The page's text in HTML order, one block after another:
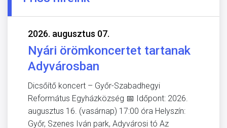
2026. augusztus 07.
Nyári örömkoncertet tartanak
Adyvárosban
Dicsőítő koncert – Győr-Szabadhegyi
Református Egyházközség 📅 Időpont: 2026.
augusztus 16. (vasárnap) 17:00 óra Helyszín:
Győr, Szenes Iván park, Adyvárosi tó Az